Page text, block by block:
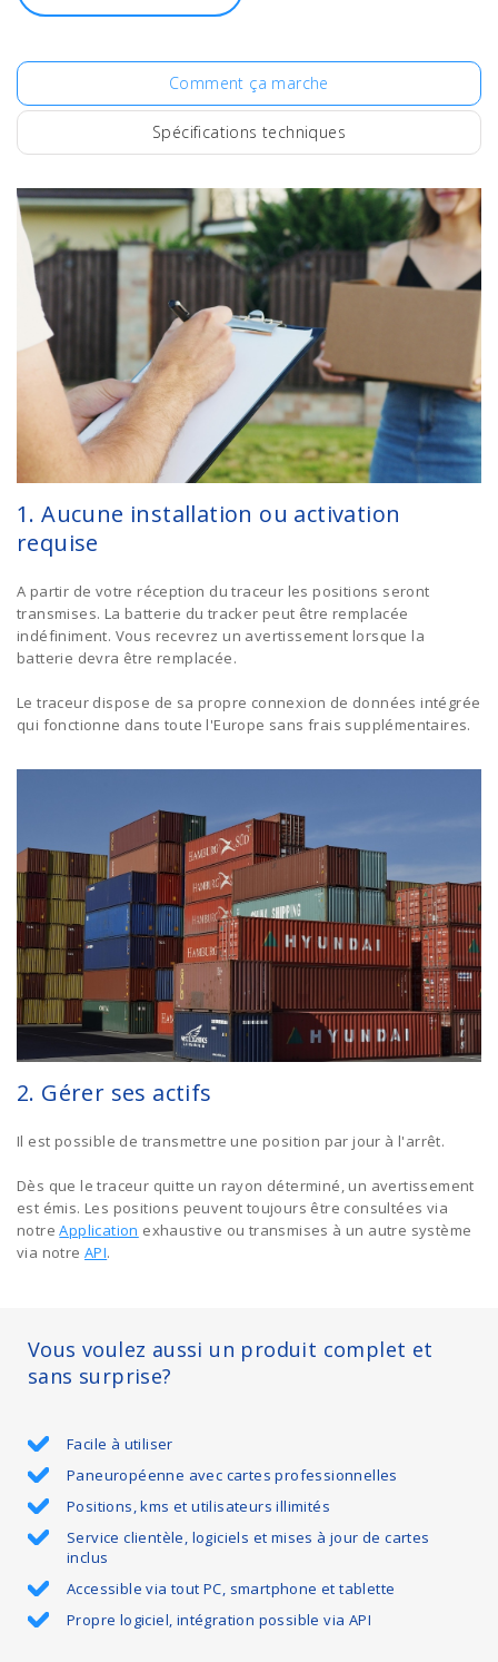
Comment ça marche
Spécifications techniques
1. Aucune installation ou activation
requise
A partir de votre réception du traceur les positions seront
transmises. La batterie du tracker peut être remplacée
indéfiniment. Vous recevrez un avertissement lorsque la
batterie devra être remplacée.
Le traceur dispose de sa propre connexion de données intégrée
qui fonctionne dans toute l'Europe sans frais supplémentaires.
2. Gérer ses actifs
Il est possible de transmettre une position par jour à l'arrêt.
Dès que le traceur quitte un rayon déterminé, un avertissement
est émis. Les positions peuvent toujours être consultées via
notreApplication exhaustive ou transmises à un autre système
via notreAPI.
Vous voulez aussi un produit complet et
sans surprise?
Facile à utiliser
Paneuropéenne avec cartes professionnelles
Positions, kms et utilisateurs illimités
Service clientèle, logiciels et mises à jour de cartes
inclus
Accessible via tout PC, smartphone et tablette
Propre logiciel, intégration possible via API